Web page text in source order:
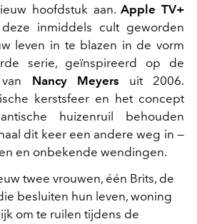
hoofdstuk aan.Apple TV+
inmiddels cult geworden
leven in te blazen in de vorm
serie, geïnspireerd op de
Nancy Meyers uit 2006.
kerstsfeer en het concept
huizenruil behouden
dit keer een andere weg in —
en onbekende wendingen.
twee vrouwen, één Brits, de
besluiten hun leven, woning
om te ruilen tijdens de